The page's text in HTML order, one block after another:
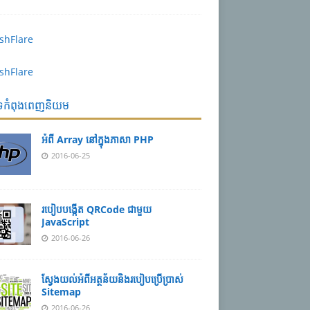
កំពុងពេញនិយម
អំពី Array នៅ​​ក្នុង​ភា​សា PHP
2016-06-25
របៀប​បង្កើត​ QRCode ជាមួយ
JavaScript
2016-06-26
ស្វែង​យល់​​អំពី​អត្ថន័យ​​និង​របៀប​​ប្រើ​ប្រាស់​
Sitemap
2016-06-26